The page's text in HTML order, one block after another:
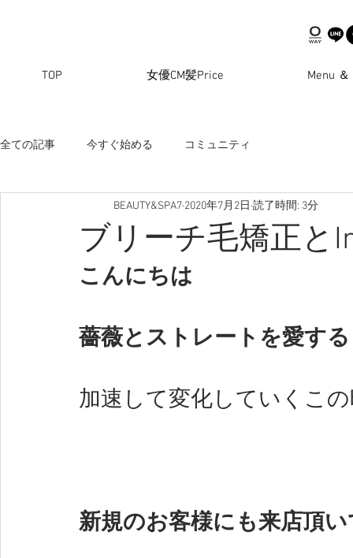
TOP 女優CM髪Price Menu
全ての記事 今すぐ始める コミュニティ
ブリーチ毛矯正と
BEAUTY&SPA7 2020年7月2日 読了時間: 3分
こんにちは
薔薇とストレートを愛す
加速して変化していくこ
新規のお客様にも来店頂